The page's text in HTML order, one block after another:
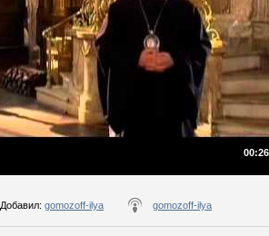
Добавил: gomozoff-ilya gomozoff-ilya